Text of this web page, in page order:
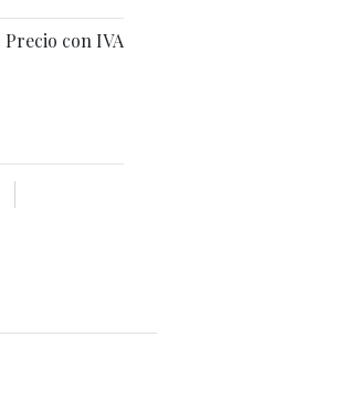
Precio con IVA